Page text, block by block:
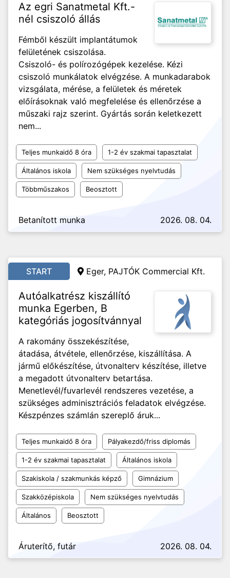
Az egri Sanatmetal Kft.-
nél csiszoló állás
Fémből készült implantátumok
felületének csiszolása.
Csiszoló- és polírozógépek kezelése. Kézi
csiszoló munkálatok elvégzése. A munkadarabok
vizsgálata, mérése, a felületek és méretek
előírásoknak való megfelelése és ellenőrzése a
műszaki rajz szerint. Gyártás során keletkezett
nem...
Teljes munkaidő 8 óra 1-2 év szakmai tapasztalat
Általános iskola Nem szükséges nyelvtudás
Többműszakos Beosztott
Betanított munka 2026. 08. 04.
START Eger, PAJTÓK Commercial Kft.
Autóalkatrész kiszállító
munka Egerben, B
kategóriás jogosítvánnyal
A rakomány összekészítése,
átadása, átvétele, ellenőrzése, kiszállítása. A
jármű előkészítése, útvonalterv készítése, illetve
a megadott útvonalterv betartása.
Menetlevél/fuvarlevél rendszeres vezetése, a
szükséges adminisztrációs feladatok elvégzése.
Készpénzes számlán szereplő áruk...
Teljes munkaidő 8 óra Pályakezdő/friss diplomás
1-2 év szakmai tapasztalat Általános iskola
Szakiskola / szakmunkás képző Gimnázium
Szakközépiskola Nem szükséges nyelvtudás
Általános Beosztott
Áruterítő, futár 2026. 08. 04.